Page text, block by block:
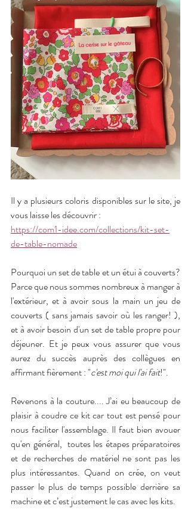
Il y a plusieurs coloris disponibles sur le site, je
vous laisse les découvrir :
https://com1-idee.com/collections/kit-set-
de-table-nomade
Pourquoi un set de table et un étui à couverts?
Parce que nous sommes nombreux à manger à
l'extérieur, et à avoir sous la main un jeu de
couverts ( sans jamais savoir où les ranger! ),
et à avoir besoin d'un set de table propre pour
déjeuner. Et je peux vous assurer que vous
aurez du succès auprès des collègues en
affirmant fièrement : "c'est moi qui l'ai fait!".
Revenons à la couture.... J’ai eu beaucoup de
plaisir à coudre ce kit car tout est pensé pour
nous faciliter l'assemblage. Il faut bien avouer
qu'en général,  toutes les étapes préparatoires
et de recherches de matériel ne sont pas les
plus intéressantes. Quand on crée, on veut
passer le plus de temps possible derrière sa
machine et c’est justement le cas avec les kits.